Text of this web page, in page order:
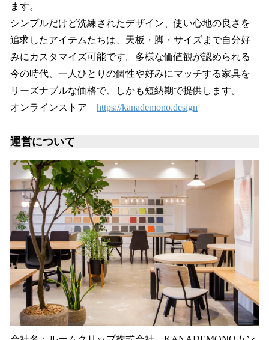
ます。
シンプルだけど洗練されたデザイン、使い心地の良さを
追求したアイテムたちは、天板・脚・サイズまで自分好
みにカスタマイズ可能です。多様な価値観が認められる
今の時代、一人ひとりの個性や好みにマッチする家具を
リーズナブルな価格で、しかも短納期で提供します。
オンラインストア https://kanademono.design
運営について